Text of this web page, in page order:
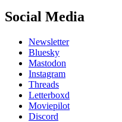
Social Media
Newsletter
Bluesky
Mastodon
Instagram
Threads
Letterboxd
Moviepilot
Discord